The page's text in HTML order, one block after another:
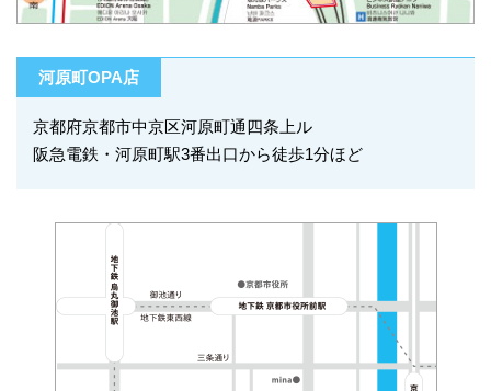
河原町OPA店
京都府京都市中京区河原町通四条上ル
阪急電鉄・河原町駅3番出口から徒歩1分ほど